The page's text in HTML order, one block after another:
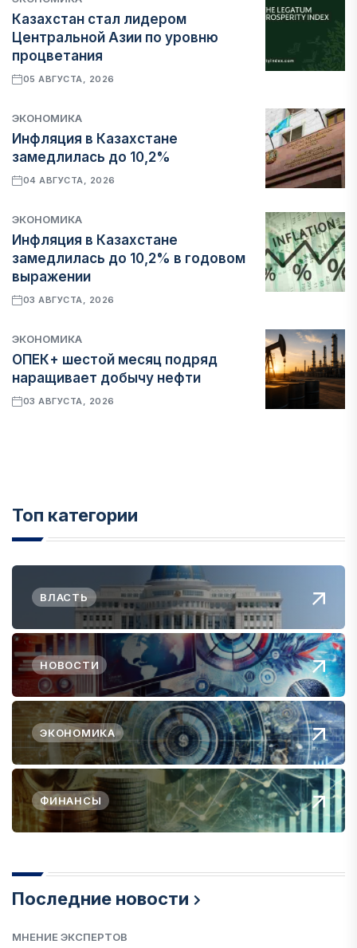
Казахстан стал лидером
Центральной Азии по уровню
процветания
05 АВГУСТА, 2026
ЭКОНОМИКА
Инфляция в Казахстане
замедлилась до 10,2%
04 АВГУСТА, 2026
ЭКОНОМИКА
Инфляция в Казахстане
замедлилась до 10,2% в годовом
выражении
03 АВГУСТА, 2026
ЭКОНОМИКА
ОПЕК+ шестой месяц подряд
наращивает добычу нефти
03 АВГУСТА, 2026
Топ категории
ВЛАСТЬ
НОВОСТИ
ЭКОНОМИКА
ФИНАНСЫ
Последние новости
МНЕНИЕ ЭКСПЕРТОВ